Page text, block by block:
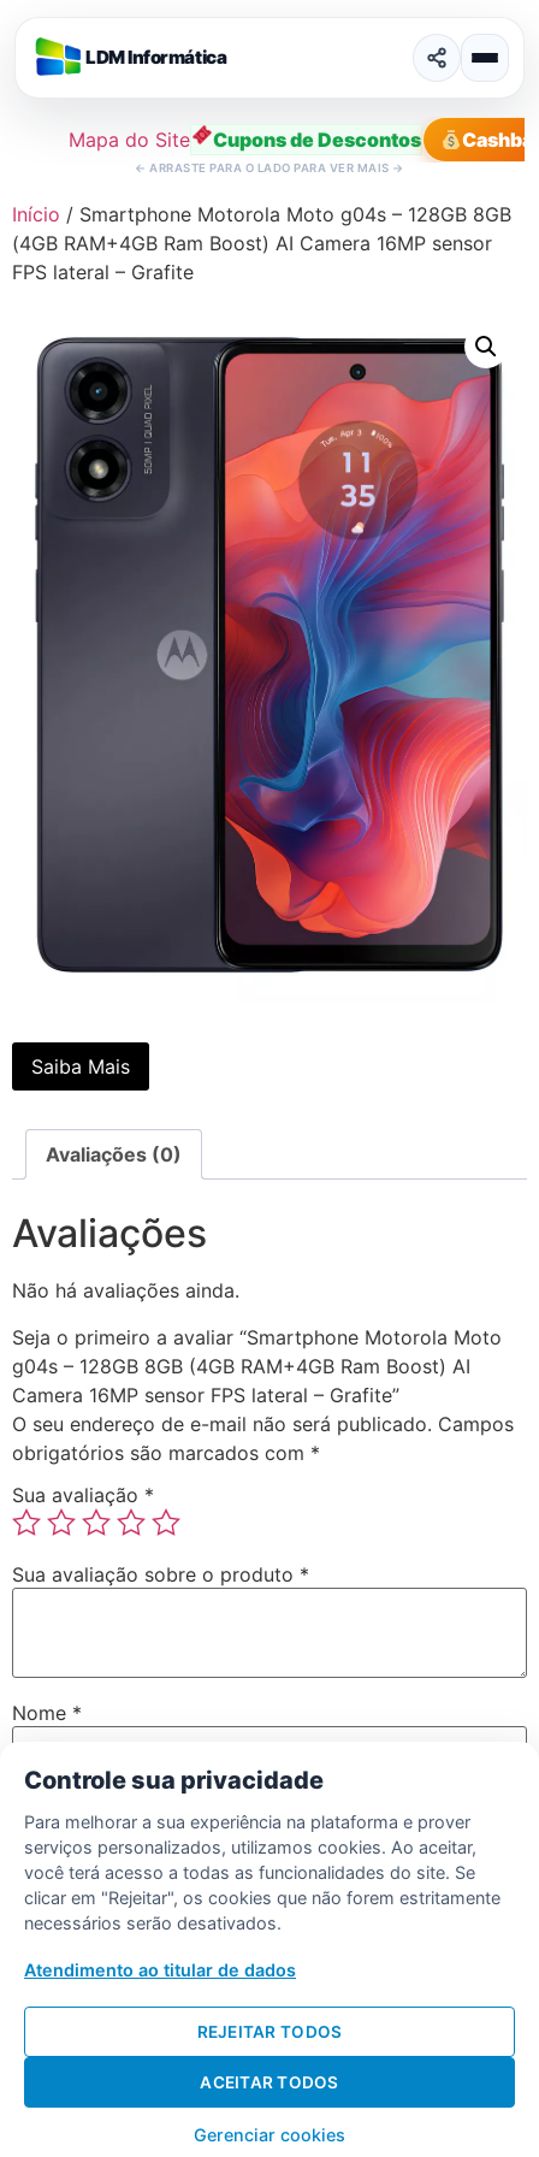
LDM Informática
Mapa do Site Cupons de Descontos
← ARRASTE PARA O LADO PARA VER MAIS →
para
Início / Smartphone Motorola Moto g04s – 128GB 8GB
(4GB RAM+4GB Ram Boost) AI Camera 16MP sensor
FPS lateral – Grafite
Saiba Mais
Avaliações (0)
Avaliações
Não há avaliações ainda.
Seja o primeiro a avaliar “Smartphone Motorola Moto
g04s – 128GB 8GB (4GB RAM+4GB Ram Boost) AI
Camera 16MP sensor FPS lateral – Grafite”
O seu endereço de e-mail não será publicado. Campos
obrigatórios são marcados com *
Sua avaliação *
Sua avaliação sobre o produto *
Nome *
Salvar meus dados neste navegador para a próxima vez
que eu comentar.
Desenvolvido por Diogo Soares
Controle sua privacidade
Para melhorar a sua experiência na plataforma e prover
serviços personalizados, utilizamos cookies. Ao aceitar,
você terá acesso a todas as funcionalidades do site. Se
clicar em "Rejeitar", os cookies que não forem estritamente
necessários serão desativados.
Atendimento ao titular de dados
Gerenciar cookies
REJEITAR TODOS
ACEITAR TODOS